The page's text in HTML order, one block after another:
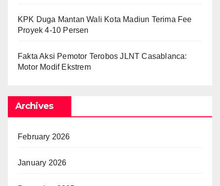
KPK Duga Mantan Wali Kota Madiun Terima Fee
Proyek 4-10 Persen
Fakta Aksi Pemotor Terobos JLNT Casablanca:
Motor Modif Ekstrem
Archives
February 2026
January 2026